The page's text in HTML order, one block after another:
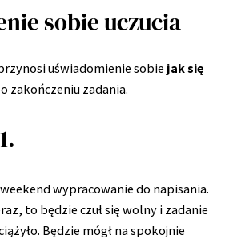
sobie uczucia
uświadomienie sobie jak się
zakończeniu zadania.
wypracowanie do napisania.
to będzie czuł się wolny i zadanie
Będzie mógł na spokojnie